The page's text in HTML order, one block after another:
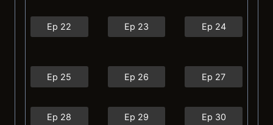
Ep 22 Ep 23 Ep 24
Ep 25 Ep 26 Ep 27
Ep 28 Ep 29 Ep 30